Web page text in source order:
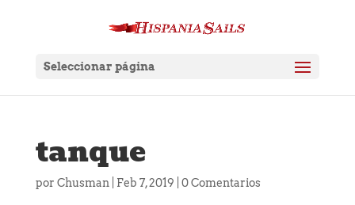
Seleccionar página
tanque
por Chusman Feb 7, 2019 0 Comentarios